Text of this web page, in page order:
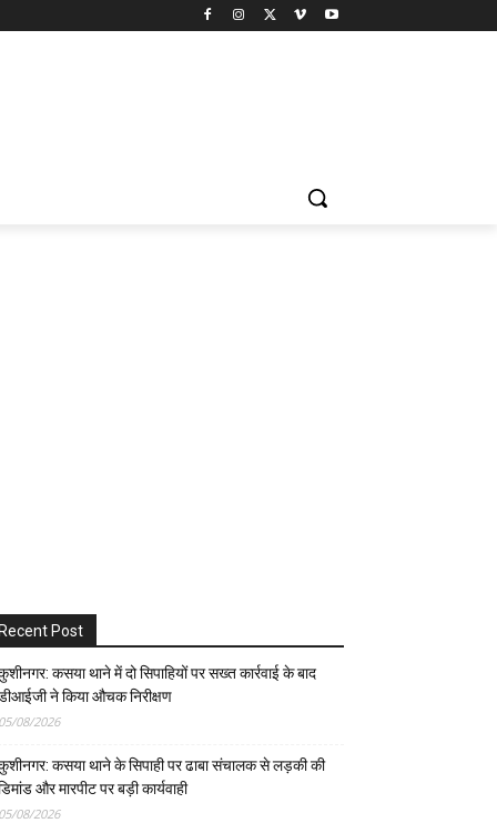
Recent Post
कसया थाने में दो सिपाहियों पर सख्त कार्रवाई के बाद
ने किया औचक निरीक्षण
05/08/2026
कसया थाने के सिपाही पर ढाबा संचालक से लड़की की
और मारपीट पर बड़ी कार्यवाही
05/08/2026